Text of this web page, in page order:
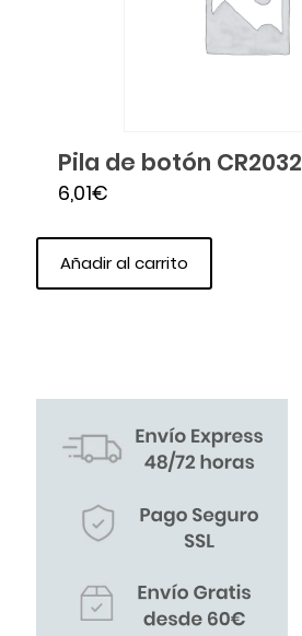
Pila de botón CR2032
6,01€
Añadir al carrito